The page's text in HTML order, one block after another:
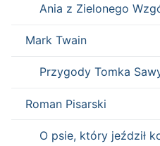
Ania z Zielonego
Mark Twain
Przygody Tomka
Roman Pisarski
O psie, który jeździł